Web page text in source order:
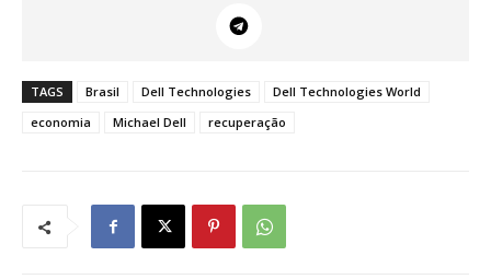
TAGS Brasil Dell Technologies
Dell Technologies World
economia
Michael Dell recuperação